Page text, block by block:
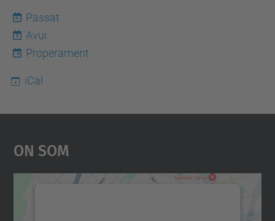
Passat
8
Avui
Properament
iCal
On Som